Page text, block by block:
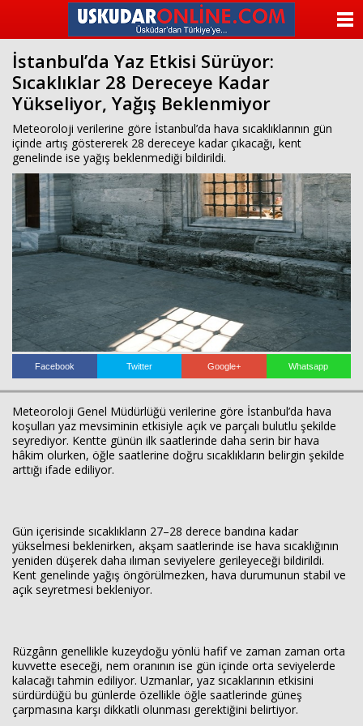
beylikdüzü
escort
beylikdüzü
escort
bayan
beylikdüzü
escort
bayan
escort
beylikdüzü
beylikdüzü
escort
İstanbul’da Yaz Etkisi Sürüyor:
Sıcaklıklar 28 Dereceye Kadar
Yükseliyor, Yağış Beklenmiyor
Meteoroloji verilerine göre İstanbul’da hava sıcaklıklarının gün
içinde artış göstererek 28 dereceye kadar çıkacağı, kent
genelinde ise yağış beklenmediği bildirildi.
Facebook Twitter Google+ Whatsapp
Meteoroloji Genel Müdürlüğü verilerine göre İstanbul’da hava
koşulları yaz mevsiminin etkisiyle açık ve parçalı bulutlu şekilde
seyrediyor. Kentte günün ilk saatlerinde daha serin bir hava
hâkim olurken, öğle saatlerine doğru sıcaklıkların belirgin şekilde
arttığı ifade ediliyor.
Gün içerisinde sıcaklıkların 27–28 derece bandına kadar
yükselmesi beklenirken, akşam saatlerinde ise hava sıcaklığının
yeniden düşerek daha ılıman seviyelere gerileyeceği bildirildi.
Kent genelinde yağış öngörülmezken, hava durumunun stabil ve
açık seyretmesi bekleniyor.
Rüzgârın genellikle kuzeydoğu yönlü hafif ve zaman zaman orta
kuvvette eseceği, nem oranının ise gün içinde orta seviyelerde
kalacağı tahmin ediliyor. Uzmanlar, yaz sıcaklarının etkisini
sürdürdüğü bu günlerde özellikle öğle saatlerinde güneş
çarpmasına karşı dikkatli olunması gerektiğini belirtiyor.
ANASAYFA
KATEGORİLER
ANKETLER
FOTO GALERİ
VİDEO GALERİ
KÜNYE
İLETİŞİM
Haberin Doğru Adresi.